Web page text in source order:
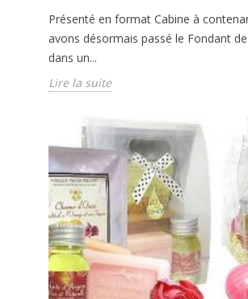
Présenté en format Cabine à
avons désormais passé le Fondant
dans un...
Lire la suite